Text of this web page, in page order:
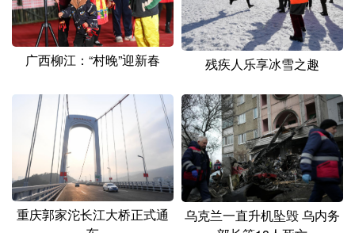
广西柳江：“村晚”迎新春 残疾人乐享冰雪之趣
重庆郭家沱长江大桥正式通
乌克兰一直升机坠毁 乌内务